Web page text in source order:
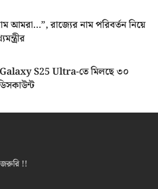
আমরা…”, রাজ্যের নাম পরিবর্তন নিয়ে
S25 Ultra-তে মিলছে ৩০
!!